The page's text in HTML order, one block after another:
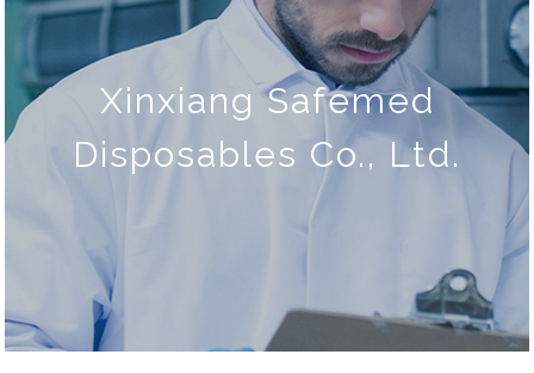
Xinxiang Safemed
Disposables Co., Ltd.